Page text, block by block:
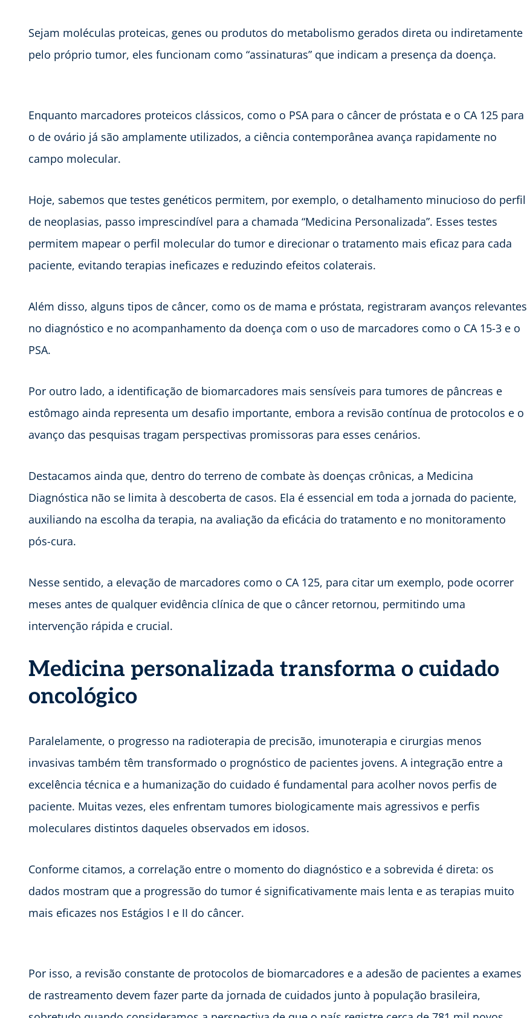
Sejam moléculas proteicas, genes ou produtos do metabolismo gerados direta ou indiretamente
pelo próprio tumor, eles funcionam como “assinaturas” que indicam a presença da doença.
Enquanto marcadores proteicos clássicos, como o PSA para o câncer de próstata e o CA 125 para
o de ovário já são amplamente utilizados, a ciência contemporânea avança rapidamente no
campo molecular.
Hoje, sabemos que testes genéticos permitem, por exemplo, o detalhamento minucioso do perfil
de neoplasias, passo imprescindível para a chamada “Medicina Personalizada”. Esses testes
permitem mapear o perfil molecular do tumor e direcionar o tratamento mais eficaz para cada
paciente, evitando terapias ineficazes e reduzindo efeitos colaterais.
Além disso, alguns tipos de câncer, como os de mama e próstata, registraram avanços relevantes
no diagnóstico e no acompanhamento da doença com o uso de marcadores como o CA 15-3 e o
PSA.
Por outro lado, a identificação de biomarcadores mais sensíveis para tumores de pâncreas e
estômago ainda representa um desafio importante, embora a revisão contínua de protocolos e o
avanço das pesquisas tragam perspectivas promissoras para esses cenários.
Destacamos ainda que, dentro do terreno de combate às doenças crônicas, a Medicina
Diagnóstica não se limita à descoberta de casos. Ela é essencial em toda a jornada do paciente,
auxiliando na escolha da terapia, na avaliação da eficácia do tratamento e no monitoramento
pós-cura.
Nesse sentido, a elevação de marcadores como o CA 125, para citar um exemplo, pode ocorrer
meses antes de qualquer evidência clínica de que o câncer retornou, permitindo uma
intervenção rápida e crucial.
Medicina personalizada transforma o cuidado
oncológico
Paralelamente, o progresso na radioterapia de precisão, imunoterapia e cirurgias menos
invasivas também têm transformado o prognóstico de pacientes jovens. A integração entre a
excelência técnica e a humanização do cuidado é fundamental para acolher novos perfis de
paciente. Muitas vezes, eles enfrentam tumores biologicamente mais agressivos e perfis
moleculares distintos daqueles observados em idosos.
Conforme citamos, a correlação entre o momento do diagnóstico e a sobrevida é direta: os
dados mostram que a progressão do tumor é significativamente mais lenta e as terapias muito
mais eficazes nos Estágios I e II do câncer.
Por isso, a revisão constante de protocolos de biomarcadores e a adesão de pacientes a exames
de rastreamento devem fazer parte da jornada de cuidados junto à população brasileira,